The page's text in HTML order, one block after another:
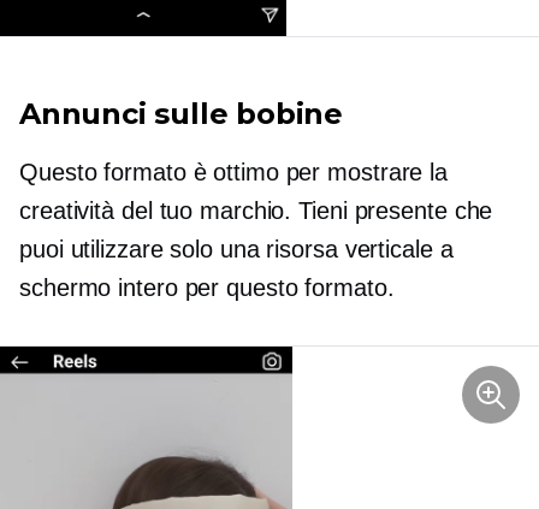
Annunci sulle bobine
Questo formato è ottimo per mostrare la
creatività del tuo marchio. Tieni presente che
puoi utilizzare solo una risorsa verticale a
schermo intero per questo formato.